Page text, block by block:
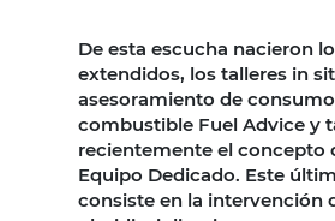
De esta escucha nacieron
extendidos, los talleres in
asesoramiento de
combustible Fuel Advice y
recientemente el concepto
Equipo Dedicado. Este
consiste en la intervención